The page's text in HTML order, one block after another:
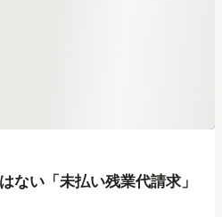
ない「未払い残業代請求」